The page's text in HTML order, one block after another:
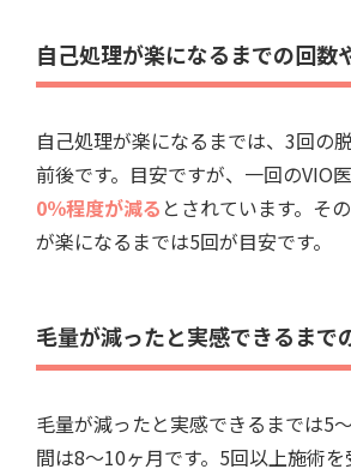
自己処理が楽になるまでの回数
自己処理が楽になるまでは、3回の
前後です。目安ですが、一回のVIO
0％程度が減る とされています。そ
が楽になるまでは5回が目安です。
毛量が減ったと実感できるまで
毛量が減ったと実感できるまでは5
間は8～10ヶ月です。5回以上施術